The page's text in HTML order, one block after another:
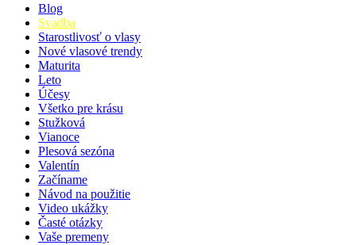
Blog
Svadba
Starostlivosť o vlasy
Nové vlasové trendy
Maturita
Leto
Účesy
Všetko pre krásu
Stužková
Vianoce
Plesová sezóna
Valentín
Začíname
Návod na použitie
Video ukážky
Časté otázky
Vaše premeny